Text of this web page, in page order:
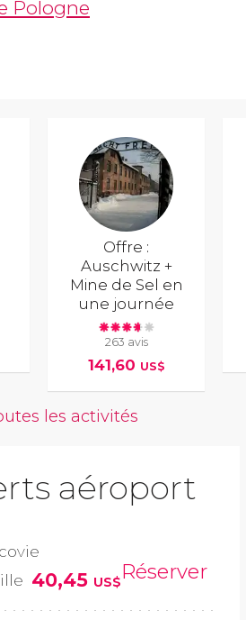
Pologne
Offre :
Auschwitz +
Mine de Sel en
une journée
263 avis
141,60 US$
les activités
aéroport
40,45 US$Réserver